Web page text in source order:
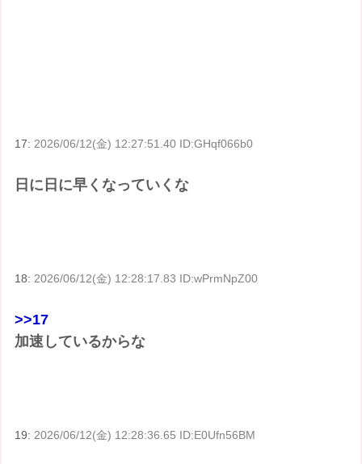
17: 2026/06/12(金) 12:27:51.40 ID:GHqf066b0
日に日に早くなっていくな
18: 2026/06/12(金) 12:28:17.83 ID:wPrmNpZ00
>>17
加速しているからな
19:2026/06/12(金) 12:28:36.65 ID:E0Ufn56BM